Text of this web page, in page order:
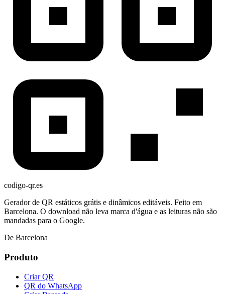
codigo-qr.es
Gerador de QR estáticos grátis e dinâmicos editáveis. Feito em
Barcelona. O download não leva marca d'água e as leituras não são
mandadas para o Google.
De Barcelona
Produto
Criar QR
QR do WhatsApp